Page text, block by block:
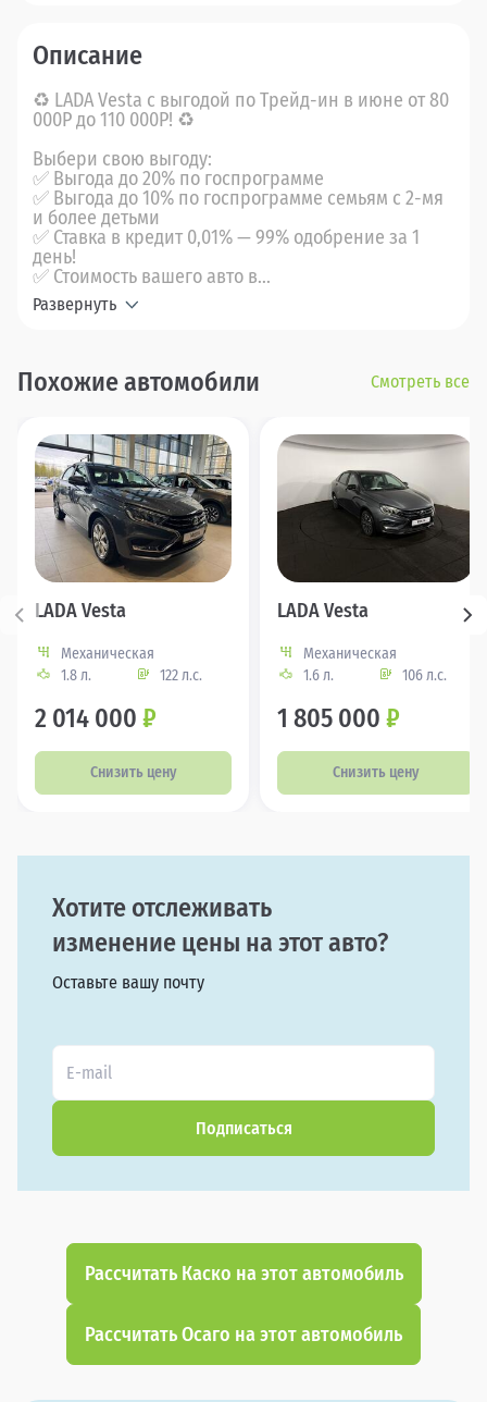
Описание
♻ LADA Vesta с выгодой по Трейд-ин в июне от 80
000Р до 110 000Р! ♻
Выбери свою выгоду:
✅ Выгода до 20% по госпрограмме
✅ Выгода до 10% по госпрограмме семьям с 2-мя
и более детьми
✅ Ставка в кредит 0,01% — 99% одобрение за 1
день!
✅ Стоимость вашего авто в...
Развернуть
Похожие автомобили Смотреть все
LADA Vesta
Механическая
1.8 л.
122 л.с.
2 014 000 ₽
Снизить цену
LADA Vesta
Механическая
1.6 л.
106 л.с.
1 805 000 ₽
Снизить цену
Хотите отслеживать
изменение цены на этот авто?
Оставьте вашу почту
Подписаться
Рассчитать Каско на этот автомобиль
Рассчитать Осаго на этот автомобиль